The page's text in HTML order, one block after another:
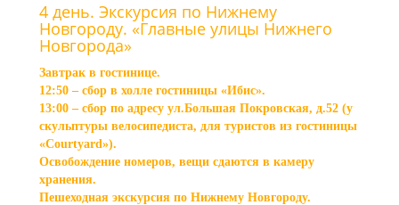
4 день. Экскурсия по Нижнему
Новгороду. «Главные улицы Нижнего
Новгорода»
Завтрак в гостинице.
12:50 – сбор в холле гостиницы «Ибис».
13:00 – сбор по адресу ул.Большая Покровская, д.52 (у
скульптуры велосипедиста, для туристов из гостиницы
«Courtyard»).
Освобождение номеров, вещи сдаются в камеру
хранения.
Пешеходная экскурсия по Нижнему Новгороду.